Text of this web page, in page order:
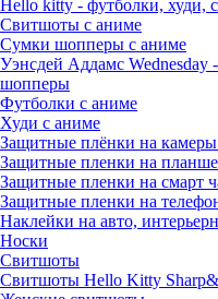
Hello kitty - футболки,
Свитшоты с аниме
Сумки шопперы с аниме
Уэнсдей Аддамс Wednesday
шопперы
Футболки с аниме
Худи с аниме
Защитные плёнки на
Защитные пленки на
Защитные пленки на смарт
Защитные пленки на
Наклейки на авто,
Носки
Свитшоты
Cвитшоты Hello Kitty